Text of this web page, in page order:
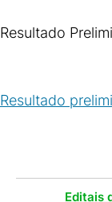
Resultado
Resultado
Editais